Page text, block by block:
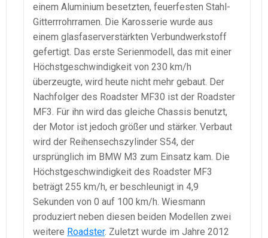
einem Aluminium besetzten, feuerfesten Stahl-
Gitterrrohrramen. Die Karosserie wurde aus
einem glasfaserverstärkten Verbundwerkstoff
gefertigt. Das erste Serienmodell, das mit einer
Höchstgeschwindigkeit von 230 km/h
überzeugte, wird heute nicht mehr gebaut. Der
Nachfolger des Roadster MF30 ist der Roadster
MF3. Für ihn wird das gleiche Chassis benutzt,
der Motor ist jedoch größer und stärker. Verbaut
wird der Reihensechszylinder S54, der
ursprünglich im BMW M3 zum Einsatz kam. Die
Höchstgeschwindigkeit des Roadster MF3
beträgt 255 km/h, er beschleunigt in 4,9
Sekunden von 0 auf 100 km/h. Wiesmann
produziert neben diesen beiden Modellen zwei
weitere Roadster. Zuletzt wurde im Jahre 2012